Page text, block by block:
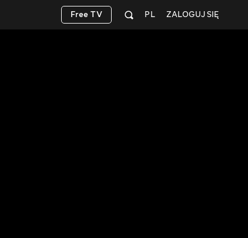
ZALOGUJ SIĘ
PL
Free TV